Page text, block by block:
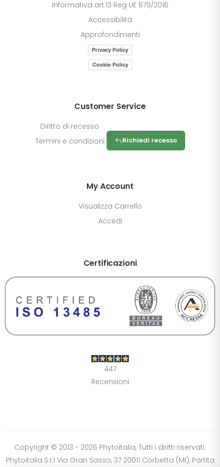
Informativa art.13 Reg UE 679/2016
Accessibilità
Approfondimenti
Privacy Policy
Cookie Policy
Customer Service
Diritto di recesso
Termini e condizioni
Richiedi recesso
My Account
Visualizza Carrello
Accedi
Certificazioni
447
Recensioni
Copyright © 2013 - 2026 Phytoitalia, Tutti i diritti riservati.
Phytoitalia S.r.l Via Gran Sasso, 37 20011 Corbetta (MI), Partita
DIMENSIONE TESTO
Chiaro
Ripristina impostazioni